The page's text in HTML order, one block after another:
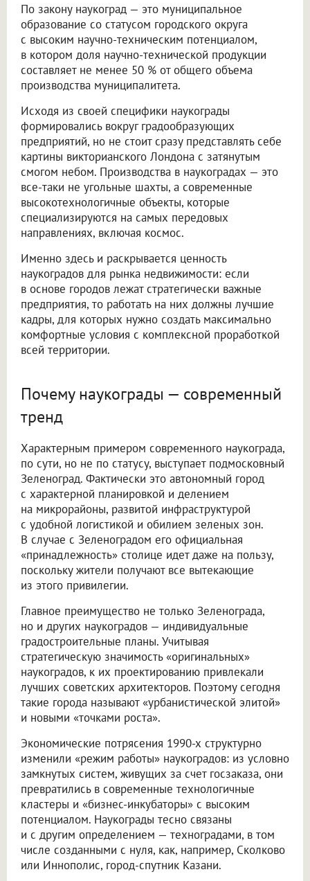
По закону наукоград — это муниципальное
образование со статусом городского округа
с высоким научно-техническим потенциалом,
в котором доля научно-технической продукции
составляет не менее 50 % от общего объема
производства муниципалитета.
Исходя из своей специфики наукограды
формировались вокруг градообразующих
предприятий, но не стоит сразу представлять себе
картины викторианского Лондона с затянутым
смогом небом. Производства в наукоградах — это
все-таки не угольные шахты, а современные
высокотехнологичные объекты, которые
специализируются на самых передовых
направлениях, включая космос.
Именно здесь и раскрывается ценность
наукоградов для рынка недвижимости: если
в основе городов лежат стратегически важные
предприятия, то работать на них должны лучшие
кадры, для которых нужно создать максимально
комфортные условия с комплексной проработкой
всей территории.
Почему наукограды — современный
тренд
Характерным примером современного наукограда,
по сути, но не по статусу, выступает подмосковный
Зеленоград. Фактически это автономный город
с характерной планировкой и делением
на микрорайоны, развитой инфраструктурой
с удобной логистикой и обилием зеленых зон.
В случае с Зеленоградом его официальная
«принадлежность» столице идет даже на пользу,
поскольку жители получают все вытекающие
из этого привилегии.
Главное преимущество не только Зеленограда,
но и других наукоградов — индивидуальные
градостроительные планы. Учитывая
стратегическую значимость «оригинальных»
наукоградов, к их проектированию привлекали
лучших советских архитекторов. Поэтому сегодня
такие города называют «урбанистической элитой»
и новыми «точками роста».
Экономические потрясения 1990-х структурно
изменили «режим работы» наукоградов: из условно
замкнутых систем, живущих за счет госзаказа, они
превратились в современные технологичные
кластеры и «бизнес-инкубаторы» с высоким
потенциалом. Наукограды тесно связаны
и с другим определением — техноградами, в том
числе созданными с нуля, как, например, Сколково
или Иннополис, город-спутник Казани.